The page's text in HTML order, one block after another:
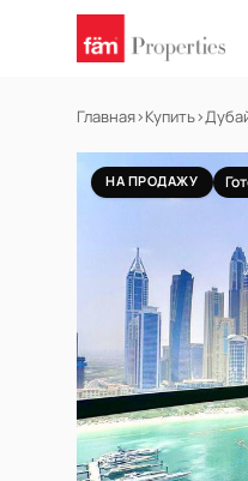
Главная›Купить›
НА ПРОДАЖУ